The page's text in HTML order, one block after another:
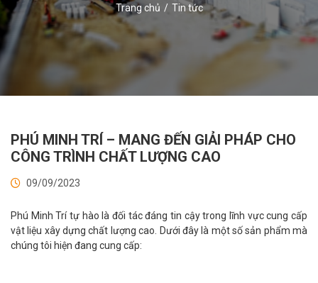
Phú
Minh
Trí
Trang chủ Tin tức
PHÚ MINH TRÍ – MANG ĐẾN GIẢI PHÁP CHO
CÔNG TRÌNH CHẤT LƯỢNG CAO
09/09/2023
Phú Minh Trí tự hào là đối tác đáng tin cậy trong lĩnh vực cung cấp
vật liệu xây dựng chất lượng cao. Dưới đây là một số sản phẩm mà
chúng tôi hiện đang cung cấp: